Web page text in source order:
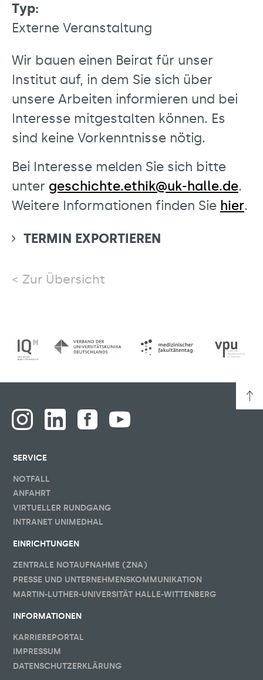
Typ:
Externe Veranstaltung
Wir bauen einen Beirat für unser
Institut auf, in dem Sie sich über
unsere Arbeiten informieren und bei
Interesse mitgestalten können. Es
sind keine Vorkenntnisse nötig.
Bei Interesse melden Sie sich bitte
unter geschichte.ethik@uk-halle.de.
Weitere Informationen finden Sie hier.
TERMIN EXPORTIEREN
Zur Übersicht
SERVICE
NOTFALL
ANFAHRT
VIRTUELLER RUNDGANG
INTRANET UNIMEDHAL
EINRICHTUNGEN
ZENTRALE NOTAUFNAHME (ZNA)
PRESSE UND UNTERNEHMENSKOMMUNIKATION
MARTIN-LUTHER-UNIVERSITÄT HALLE-WITTENBERG
INFORMATIONEN
KARRIEREPORTAL
IMPRESSUM
DATENSCHUTZERKLÄRUNG